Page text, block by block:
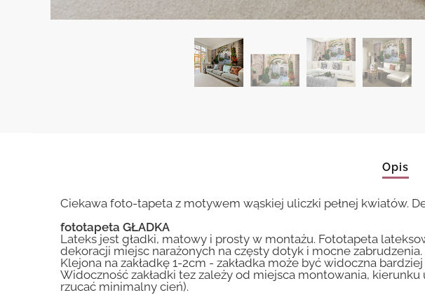
Opis
Ciekawa foto-tapeta z motywem wąskiej uliczki pełnej kwiatów.
fototapeta GŁADKA
Lateks jest gładki, matowy i prosty w montażu. Fototapeta
dekoracji miejsc narażonych na częsty dotyk i mocne zabrudzenia.
Klejona na zakładkę 1-2cm - zakładka może być widoczna
Widoczność zakładki tez zależy od miejsca montowania, kierunku
rzucać minimalny cień).